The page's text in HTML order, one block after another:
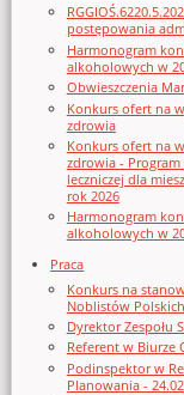
postępowania
Harmonogram
alkoholowych w
Obwieszczenia
Konkurs ofert na
zdrowia
Konkurs ofert na
zdrowia -
leczniczej dla
rok 2026
Harmonogram
alkoholowych w
Praca
Konkurs na
Noblistów
Dyrektor Zespołu
Referent w Biurze
Podinspektor w
Planowania -